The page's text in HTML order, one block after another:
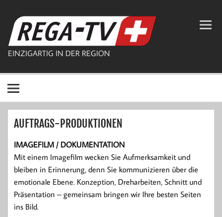
springen
REGA-TV
EINZIGARTIG IN DER REGION
AUFTRAGS-PRODUKTIONEN
IMAGEFILM / DOKUMENTATION
Mit einem Imagefilm wecken Sie Aufmerksamkeit und
bleiben in Erinnerung, denn Sie kommunizieren über die
emotionale Ebene. Konzeption, Dreharbeiten, Schnitt und
Präsentation – gemeinsam bringen wir Ihre besten Seiten
ins Bild.